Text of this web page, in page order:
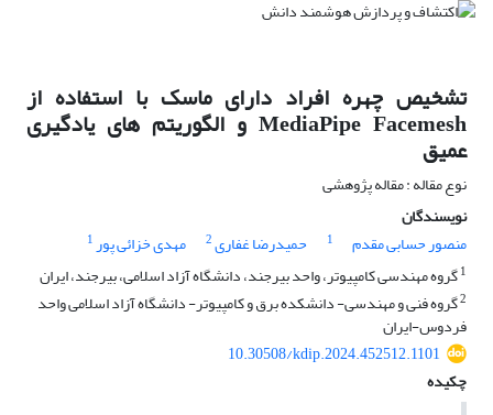
تشخیص چهره افراد دارای ماسک با استفاده از
MediaPipe Facemesh و الگوریتم های یادگیری
عمیق
نوع مقاله : مقاله پژوهشی
نویسندگان
منصور حسابی مقدم
1 حمیدرضا غفاری2 مهدی خزائی پور1
1گروه مهندسی کامپیوتر، واحد بیرجند، دانشگاه آزاد اسلامی، بیرجند، ایران
2گروه فنی و مهندسی- دانشکده برق و کامپیوتر- دانشگاه آزاد اسلامی واحد
فردوس-ایران
10.30508/kdip.2024.452512.1101
چکیده